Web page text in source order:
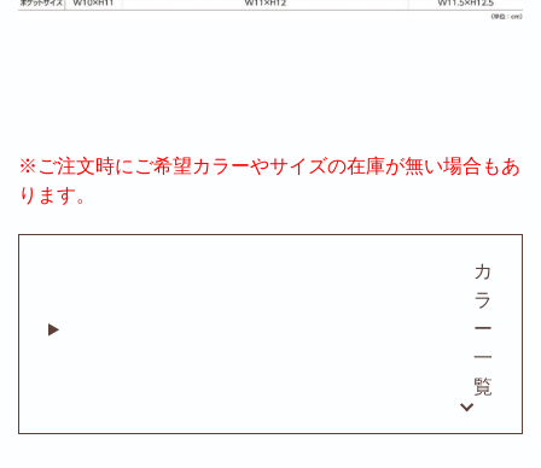
※ご注文時にご希望カラーやサイズの在庫が無い場合もあ
ります。
カ
ラ
ー
一
覧